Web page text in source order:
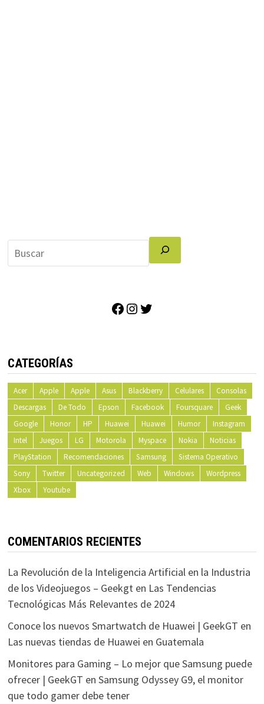
Facebook
Instagram
CATEGORÍAS
Acer Apple Apple Asus Blackberry Celulares
Consolas
Descargas
De Todo Epson Facebook Foursquare
Geek
Google
Honor HP Huawei Huawei Humor
Instagram
Intel
Juegos LG Motorola Myspace Nokia
Noticias
PlayStation
Recomendaciones Samsung
Sistema Operativo
Sony
Twitter Uncategorized Web Windows
Wordpress
Xbox
Youtube
COMENTARIOS RECIENTES
La Revolución de la Inteligencia Artificial en la Industria
de los Videojuegos – Geekgten Las Tendencias
Tecnológicas Más Relevantes de 2024
Conoce los nuevos Smartwatch de Huawei | GeekGT en
Las nuevas tiendas de Huawei en Guatemala
Monitores para Gaming – Lo mejor que Samsung puede
ofrecer | GeekGT en Samsung Odyssey G9, el monitor
que todo gamer debe tener